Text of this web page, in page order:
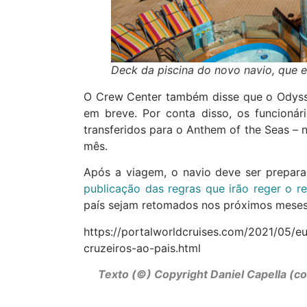
Deck da piscina do novo navio, que
O Crew Center também disse que o
em breve. Por conta disso, os
transferidos para o Anthem of the Seas –
mês.
Após a viagem, o navio deve ser
publicação das regras que irão reger o
país sejam retomados nos próximos
https://portalworldcruises.com/2021/05/
cruzeiros-ao-pais.html
Texto (©) Copyright Daniel Capella